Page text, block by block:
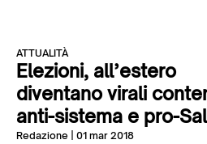
Chi siamo
Contatti
ATTUALITÀ
Elezioni, all’estero
diventano virali
anti-sistema e pro-
Redazione | 01 mar 2018